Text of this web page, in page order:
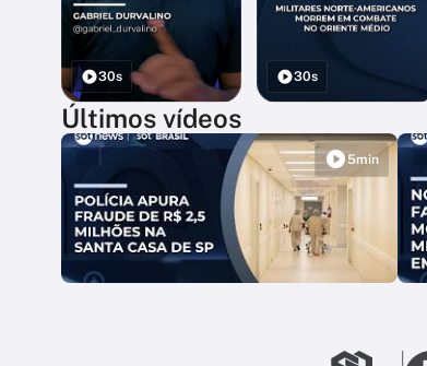
30s 30s
Últimos vídeos
5min